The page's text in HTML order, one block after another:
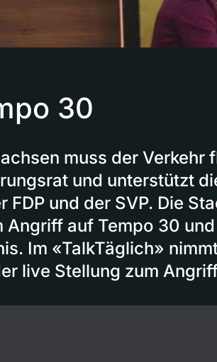
30
muss der Verkehr
und unterstützt
und der SVP. Die
Angriff auf Tempo 30 und
Im «TalkTäglich»
live Stellung zum